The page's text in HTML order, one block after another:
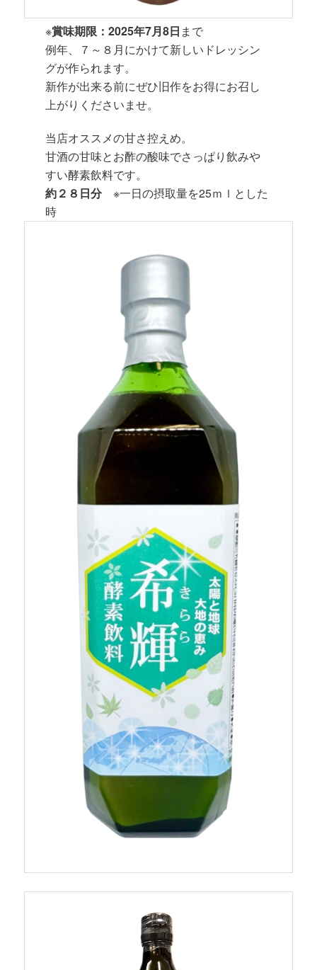
※賞味期限：2025年7月8日 まで
例年、７～８月にかけて新しいドレッシン
グが作られます。
新作が出来る前にぜひ旧作をお得にお召し
上がりくださいませ。
当店オススメの甘さ控えめ。
甘酒の甘味とお酢の酸味でさっぱり飲みや
すい酵素飲料です。
約２８日分※一日の摂取量を25ｍｌとした
時